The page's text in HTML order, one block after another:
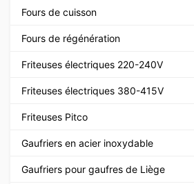
Fours de cuisson
Fours de régénération
Friteuses électriques 220-240V
Friteuses électriques 380-415V
Friteuses Pitco
Gaufriers en acier inoxydable
Gaufriers pour gaufres de Liège